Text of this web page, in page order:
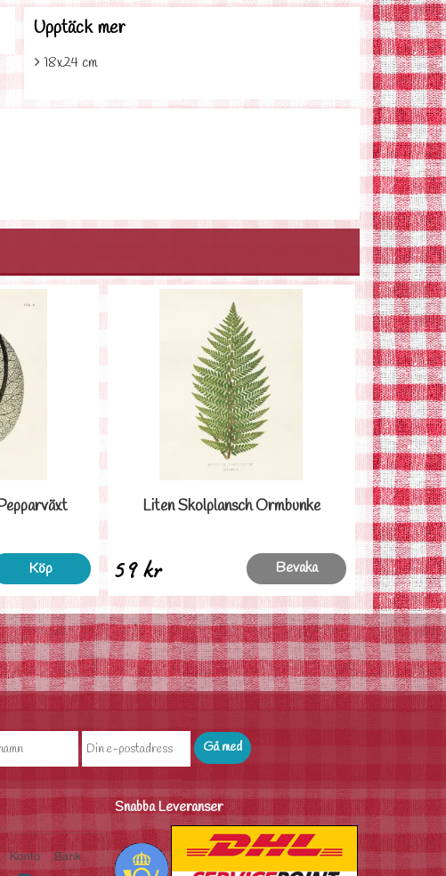
Upptäck mer
18x24 cm
Köp
Liten Skolplansch Ormbunke
59 kr Bevaka
Snabba Leveranser